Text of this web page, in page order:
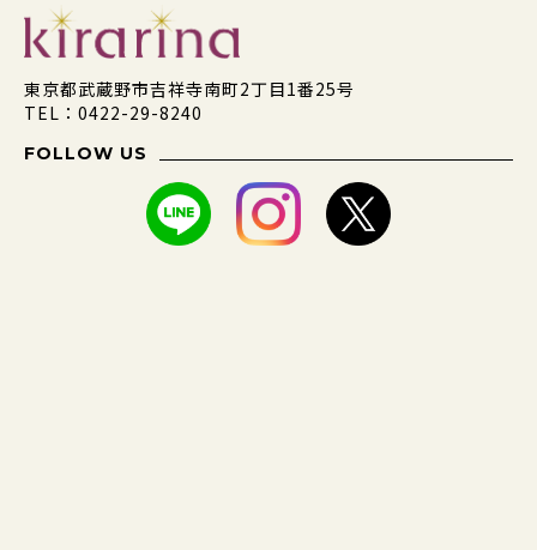
東京都武蔵野市吉祥寺南町2丁目1番25号
TEL：0422-29-8240
FOLLOW US